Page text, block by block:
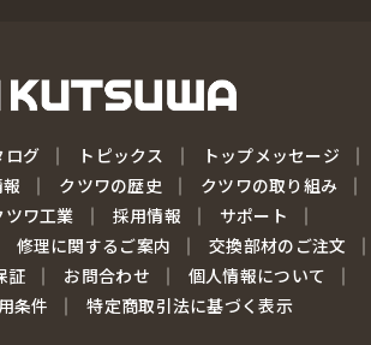
ログ トピックス
トップメッセージ
クツワの歴史
クツワの取り組み
ツワ工業
採用情報
サポート
修理に関するご案内
交換部材のご注文
証
お問合わせ
個人情報について
条件
特定商取引法に基づく表示